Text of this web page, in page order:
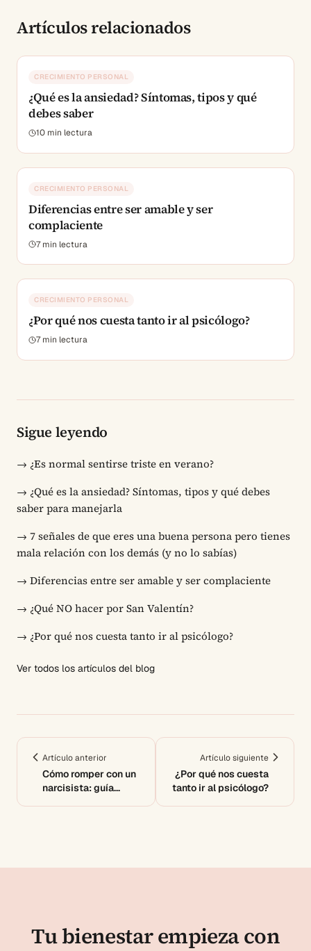
Artículos relacionados
CRECIMIENTO PERSONAL
¿Qué es la ansiedad? Síntomas, tipos y qué
debes saber
10 min lectura
CRECIMIENTO PERSONAL
Diferencias entre ser amable y ser
complaciente
7min lectura
CRECIMIENTO PERSONAL
¿Por qué nos cuesta tanto ir al psicólogo?
7min lectura
Sigue leyendo
→ ¿Es normal sentirse triste en verano?
→ ¿Qué es la ansiedad? Síntomas, tipos y qué debes
saber para manejarla
→ 7 señales de que eres una buena persona pero tienes
mala relación con los demás (y no lo sabías)
→ Diferencias entre ser amable y ser complaciente
→ ¿Qué NO hacer por San Valentín?
→ ¿Por qué nos cuesta tanto ir al psicólogo?
Ver todos los artículos del blog
Artículo anterior
Cómo romper con un
narcisista: guía
Artículo siguiente
¿Por qué nos cuesta
tanto ir al psicólogo?
Tu bienestar empieza con